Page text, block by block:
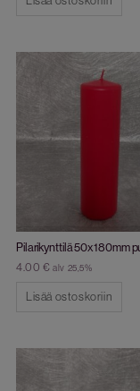
Pilarikynttilä 50x180mm
4.00 € alv 25,5%
Lisää ostoskoriin